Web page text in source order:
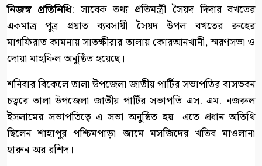
নিজস্ব প্রতিনিধি: সাবেক তথ্য প্রতিমন্ত্রী সৈয়দ দিদার বখতের
একমাত্র পুত্র প্রয়াত ব্যবসায়ী সৈয়দ উপল বখতের রুহের
মাগফিরাত কামনায় সাতক্ষীরার তালায় কোরআনখানী, স্মরণসভা ও
দোয়া মাহফিল অনুষ্ঠিত হয়েছে।
শনিবার বিকেলে তালা উপজেলা জাতীয় পার্টির সভাপতির বাসভবন
চত্বরে তালা উপজেলা জাতীয় পার্টির সভাপতি এস. এম. নজরুল
ইসলামের সভাপতিত্বে এ সভা অনুষ্ঠিত হয়। এতে প্রধান অতিথি
ছিলেন শাহাপুর পশ্চিমপাড়া জামে মসজিদের খতিব মাওলানা
হারুন অর রশিদ।